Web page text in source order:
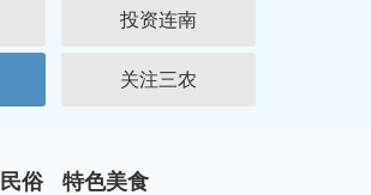
投资连南
关注三农
俗 特色美食